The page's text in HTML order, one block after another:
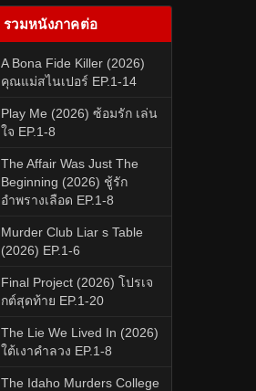
รวมหนังภาคต่อ
A Bona Fide Killer (2026)
คุณแม่สไนเปอร์ EP.1-14
Play Me (2026) ซ้อมรัก เล่น
ใจ EP.1-8
The Affair Was Just The
Beginning (2026) ชู้รัก
อำพรางเลือด EP.1-8
Murder Club Liar s Table
(2026) EP.1-6
Final Project (2026) โปรเจ
กต์สุดท้าย EP.1-20
The Lie We Lived In (2026)
ใต้เงาคำลวง EP.1-8
The Idaho Murders College